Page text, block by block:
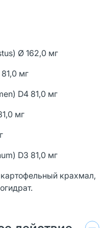
Ø 162,0 мг
мг
D4 81,0 мг
мг
D3 81,0 мг
крахмал,